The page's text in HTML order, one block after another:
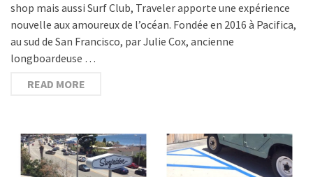
shop mais aussi Surf Club, Traveler apporte une expérience
nouvelle aux amoureux de l’océan. Fondée en 2016 à Pacifica,
au sud de San Francisco, par Julie Cox, ancienne
longboardeuse …
READ MORE